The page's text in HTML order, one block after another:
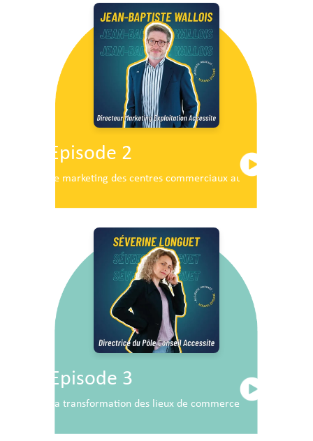
Episode 2
Le marketing des centres commerciaux au service du
Episode 3
La transformation des lieux de commerce